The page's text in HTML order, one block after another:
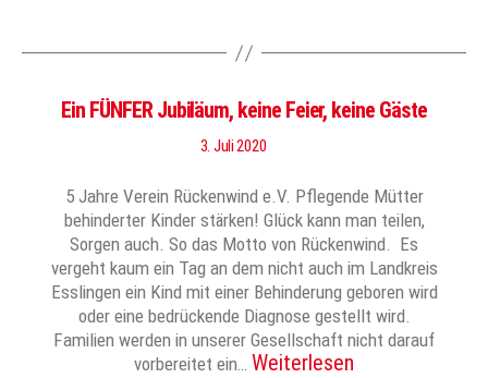
Ein FÜNFER Jubiläum, keine Feier, keine Gäste
3. Juli 2020
5 Jahre Verein Rückenwind e.V. Pflegende Mütter
behinderter Kinder stärken! Glück kann man teilen,
Sorgen auch. So das Motto von Rückenwind. Es
vergeht kaum ein Tag an dem nicht auch im Landkreis
Esslingen ein Kind mit einer Behinderung geboren wird
oder eine bedrückende Diagnose gestellt wird.
Familien werden in unserer Gesellschaft nicht darauf
vorbereitet ein… Weiterlesen